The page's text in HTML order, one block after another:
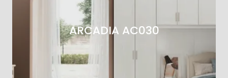
ARCADIA AC030